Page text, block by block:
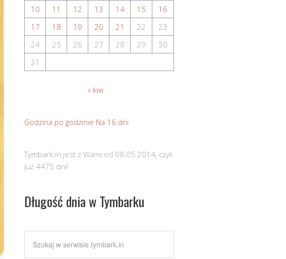
10
11 12 13 14 15
16
17
18 19 20 21 22
23
24
25 26 27 28 29
30
31
« kwi
Godzina po godzinie Na 16 dni
Tymbark.in jest z Wami od 08.05.2014, czyli
już 4475 dni!
Długość dnia w Tymbarku